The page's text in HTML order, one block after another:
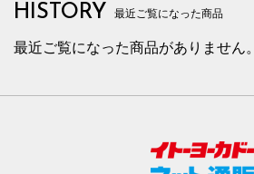
HISTORY 最近ご覧になった商品
最近ご覧になった商品がありません。